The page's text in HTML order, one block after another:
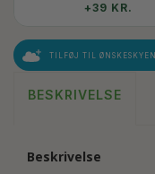
+39 KR.
TILFØJ TIL ØNSKESKYEN
BESKRIVELSE
Beskrivelse